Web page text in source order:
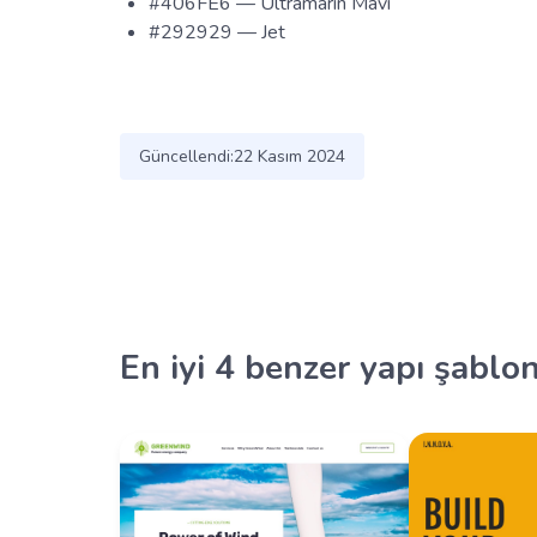
#292929 — Jet
Güncellendi:22 Kasım 2024
En iyi 4 benzer yapı